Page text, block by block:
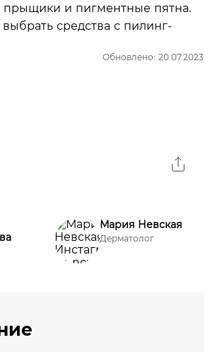
Обновлено: 20.07.2023
и пигментные пятна.
средства с пилинг-
Мария Невская
Дерматолог